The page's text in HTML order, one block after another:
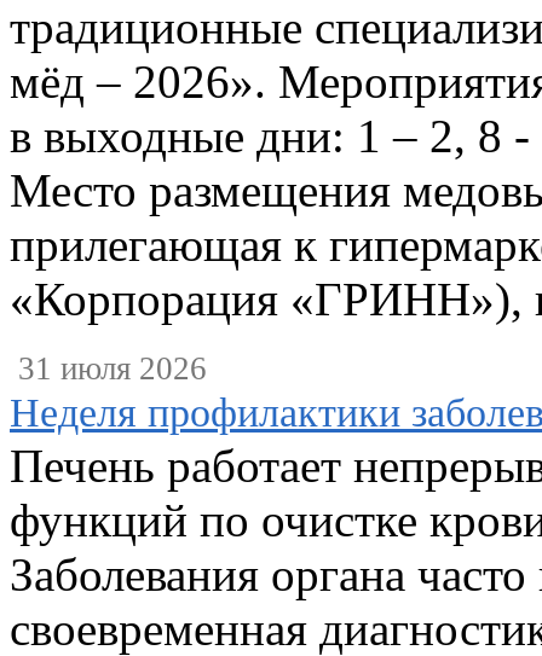
традиционные
мёд – 2026».
в выходные дни: 1 – 2, 8 -
Место размещения
прилегающая к
«Корпорация «ГРИНН»),
31 июля 2026
Неделя профилактики
Печень работает
функций по очистке
Заболевания органа
своевременная